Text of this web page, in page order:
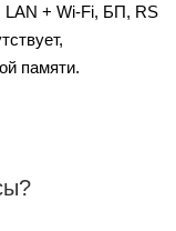
LAN + Wi-Fi, БП, RS
памяти.